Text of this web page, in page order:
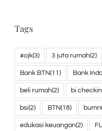
Tags
#ojk(3) 3 juta rumah(2)
Bank BTN(11) Bank
beli rumah(2) bi
bsi(2) BTN(18) bumn
edukasi keuangan(2)